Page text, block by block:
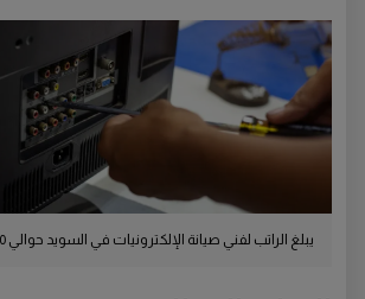
يبلغ الراتب لفني صيانة الإلكترونيات في السويد حوالي 32,900 كرون سويدي